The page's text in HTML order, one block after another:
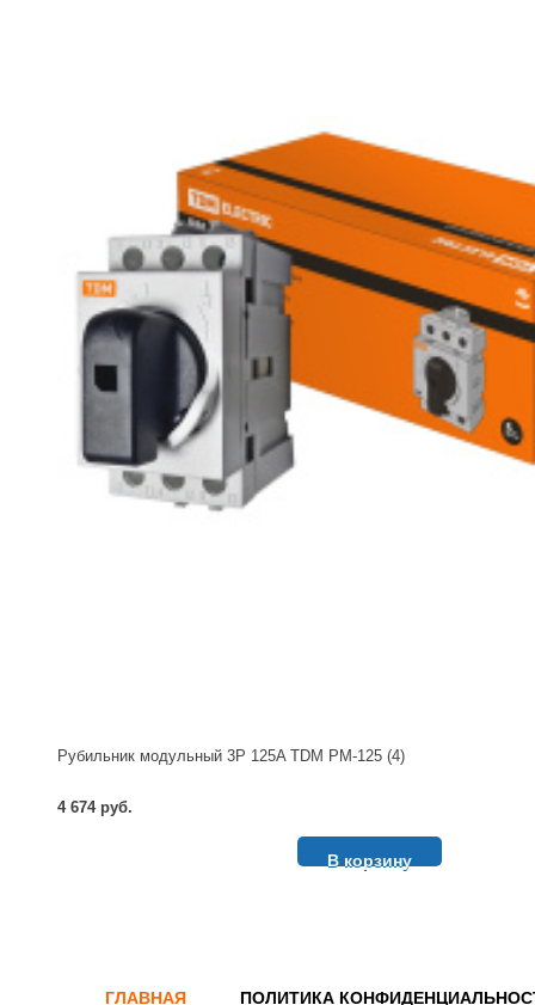
Рубильник модульный 3P 125A TDM РМ-125 (4)
4 674 руб.
В корзину
ГЛАВНАЯ ПОЛИТИКА